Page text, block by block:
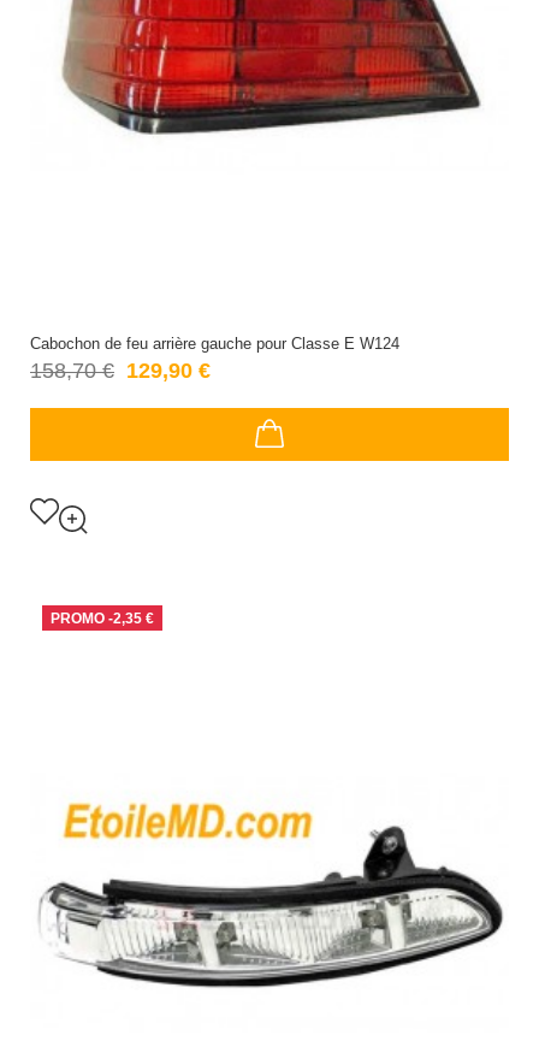
Cabochon de feu arrière gauche pour Classe E W124
158,70 € 129,90 €
PROMO -2,35 €